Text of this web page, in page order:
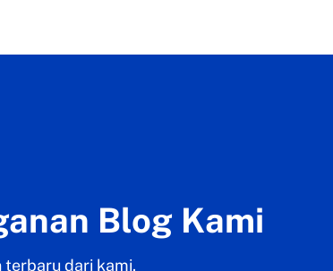
Blog Kami
terbaru dari kami.